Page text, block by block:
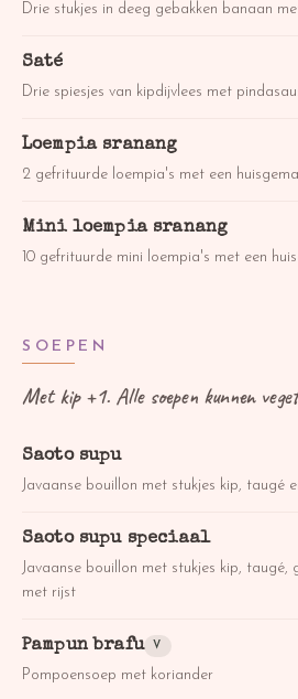
Drie stukjes in deeg gebakken banaan
Saté
Drie spiesjes van kipdijvlees met
Loempia sranang
2 gefrituurde loempia's met een
Mini loempia sranang
10 gefrituurde mini loempia's met een
SOEPEN
Met kip +1. Alle soepen kunnen
Saoto supu
Javaanse bouillon met stukjes kip, taugé
Saoto supu speciaal
Javaanse bouillon met stukjes kip, taugé,
met rijst
Pampun brafu V
Pompoensoep met koriander